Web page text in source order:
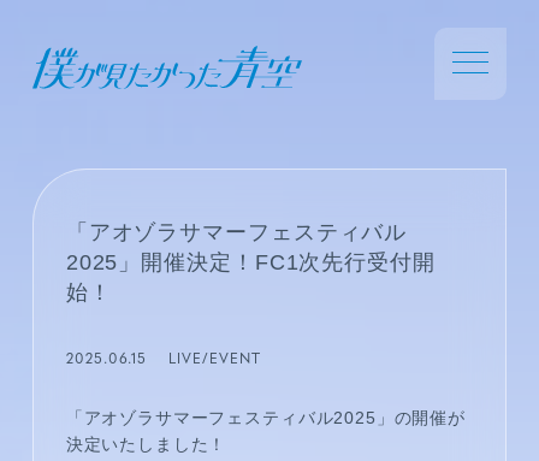
「アオゾラサマーフェスティバル
2025」開催決定！FC1次先行受付開
始！
2025.06.15 LIVE/EVENT
「アオゾラサマーフェスティバル2025」の開催が
決定いたしました！